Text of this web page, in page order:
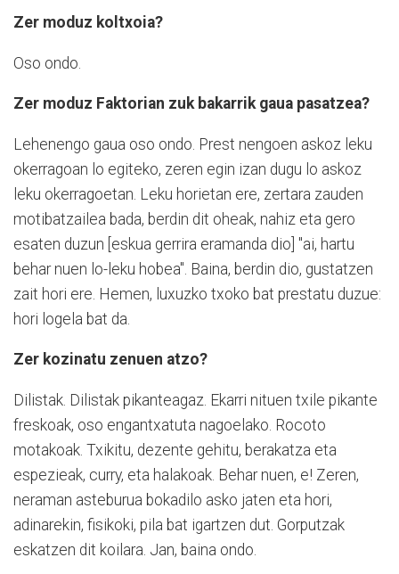
Zer moduz koltxoia?
Oso ondo.
Zer moduz Faktorian zuk bakarrik gaua pasatzea?
Lehenengo gaua oso ondo. Prest nengoen askoz leku
okerragoan lo egiteko, zeren egin izan dugu lo askoz
leku okerragoetan. Leku horietan ere, zertara zauden
motibatzailea bada, berdin dit oheak, nahiz eta gero
esaten duzun [eskua gerrira eramanda dio] "ai, hartu
behar nuen lo-leku hobea". Baina, berdin dio, gustatzen
zait hori ere. Hemen, luxuzko txoko bat prestatu duzue:
hori logela bat da.
Zer kozinatu zenuen atzo?
Dilistak. Dilistak pikanteagaz. Ekarri nituen txile pikante
freskoak, oso engantxatuta nagoelako. Rocoto
motakoak. Txikitu, dezente gehitu, berakatza eta
espezieak, curry, eta halakoak. Behar nuen, e! Zeren,
neraman asteburua bokadilo asko jaten eta hori,
adinarekin, fisikoki, pila bat igartzen dut. Gorputzak
eskatzen dit koilara. Jan, baina ondo.